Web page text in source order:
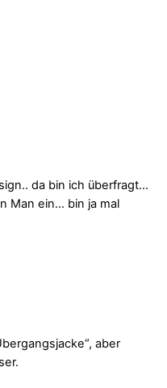
da bin ich überfragt…
Man ein… bin ja mal
aber